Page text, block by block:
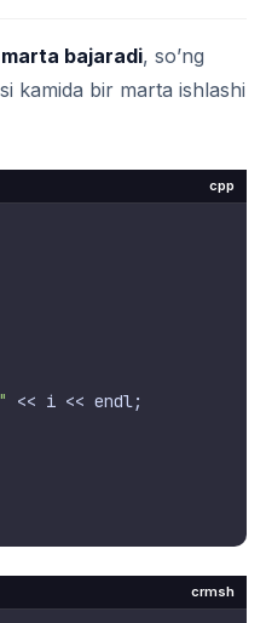
bajaradi, so’ng
kamida bir marta ishlashi
cpp
<< i << endl;
crmsh